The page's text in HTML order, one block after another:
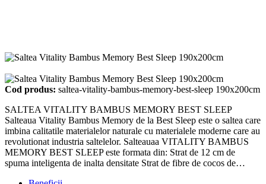
Cod produs: saltea-vitality-bambus-memory-best-sleep 190x200cm
SALTEA VITALITY BAMBUS MEMORY BEST SLEEP
Salteaua Vitality Bambus Memory de la Best Sleep este o saltea care
imbina calitatile materialelor naturale cu materialele moderne care au
revolutionat industria saltelelor. Salteauaa VITALITY BAMBUS
MEMORY BEST SLEEP este formata din: Strat de 12 cm de
spuma inteligenta de inalta densitate Strat de fibre de cocos de…